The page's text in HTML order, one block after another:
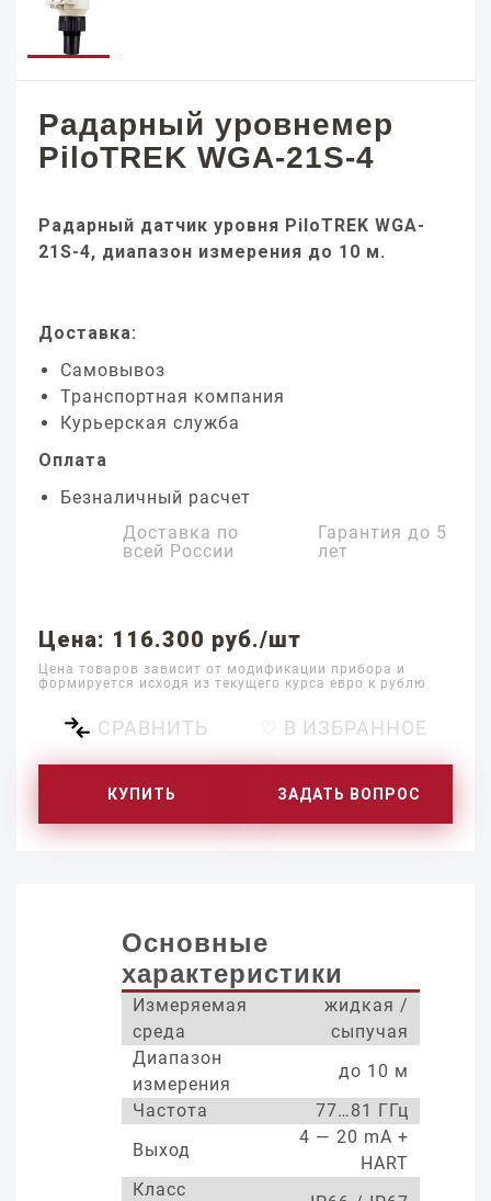
Радарный уровнемер
PiloTREK WGA-21S-4
Радарный датчик уровня PiloTREK WGA-
21S-4, диапазон измерения до 10 м.
Доставка:
Самовывоз
Транспортная компания
Курьерская служба
Оплата
Безналичный расчет
Доставка по
всей России
Гарантия до 5
лет
Цена: 116.300 руб./шт
Цена товаров зависит от модификации прибора и
формируется исходя из текущего курса евро к рублю
СРАВНИТЬ ♡ В ИЗБРАННОЕ
КУПИТЬ ЗАДАТЬ ВОПРОС
Основные
характеристики
Измеряемая
среда
жидкая /
сыпучая
Диапазон
измерения
до 10 м
Частота
77…81 ГГц
Выход
4 — 20 mA +
HART
Класс